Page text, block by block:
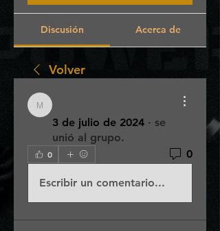
Discusión Acerca de
Volver
melinamatt11
3 de julio de 2024 · se
unió al grupo.
0 0
Escribir un comentario...